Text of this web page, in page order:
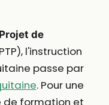
Projet de
l'instruction
passe par
. Pour une